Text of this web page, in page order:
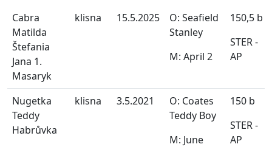
Cabra
Matilda
Štefania
Jana 1.
Masaryk
klisna 15.5.2025
O: Seafield
Stanley
M: April 2
150,5 b
STER -
AP
Nugetka
Teddy
Habrůvka
klisna 3.5.2021
O: Coates
Teddy Boy
M: June
150 b
STER -
AP